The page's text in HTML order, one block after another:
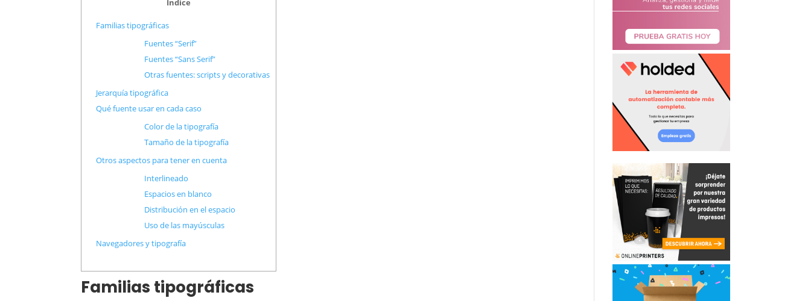
Índice
Familias tipográficas
Fuentes “Serif”
Fuentes “Sans Serif”
Otras fuentes: scripts y decorativas
Jerarquía tipográfica
Qué fuente usar en cada caso
Color de la tipografía
Tamaño de la tipografía
Otros aspectos para tener en cuenta
Interlineado
Espacios en blanco
Distribución en el espacio
Uso de las mayúsculas
Navegadores y tipografía
Familias tipográficas